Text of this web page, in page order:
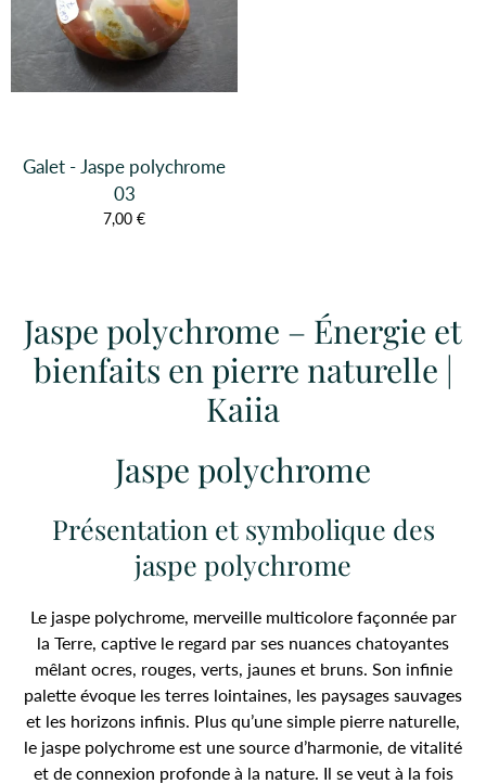
Galet - Jaspe polychrome
03
7,00 €
Jaspe polychrome – Énergie et
bienfaits en pierre naturelle |
Kaiia
Jaspe polychrome
Présentation et symbolique des
jaspe polychrome
Le jaspe polychrome, merveille multicolore façonnée par
la Terre, captive le regard par ses nuances chatoyantes
mêlant ocres, rouges, verts, jaunes et bruns. Son infinie
palette évoque les terres lointaines, les paysages sauvages
et les horizons infinis. Plus qu’une simple pierre naturelle,
le jaspe polychrome est une source d’harmonie, de vitalité
et de connexion profonde à la nature. Il se veut à la fois